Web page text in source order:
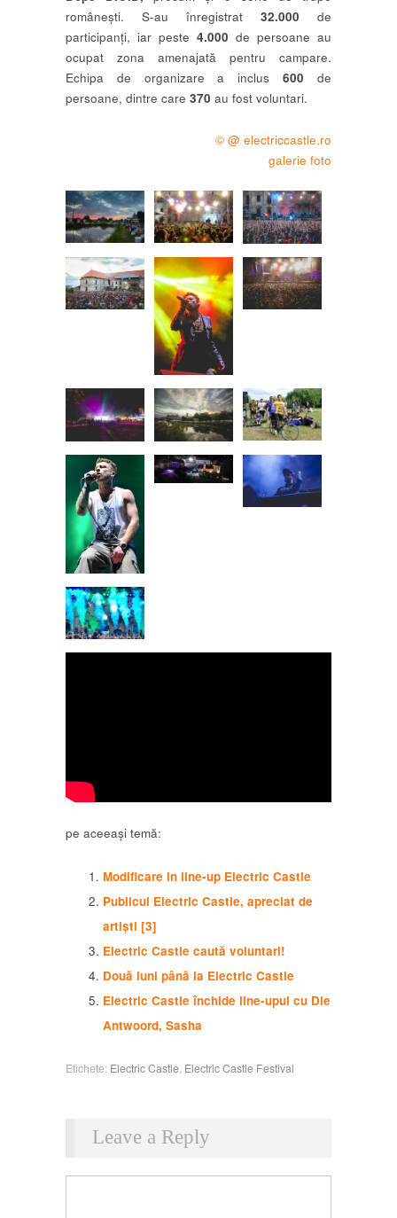
românești. S-au înregistrat 32.000 de
participanți, iar peste 4.000 de persoane au
ocupat zona amenajată pentru campare.
Echipa de organizare a inclus600 de
persoane, dintre care 370 au fost voluntari.
© @ electriccastle.ro
galerie foto
pe aceeași temă:
Modificare in line-up Electric Castle
Publicul Electric Castle, apreciat de
artiști [3]
Electric Castle caută voluntari!
Două luni până la Electric Castle
Electric Castle închide line-upul cu Die
Antwoord, Sasha
Etichete: Electric Castle, Electric Castle Festival
Leave a Reply